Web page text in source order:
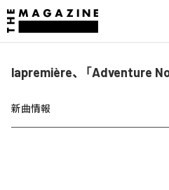
lapremière、「Adventure
新曲情報